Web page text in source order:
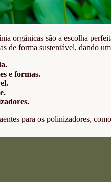
orgânicas são a escolha
de forma sustentável, dando
e formas.
para os polinizadores,